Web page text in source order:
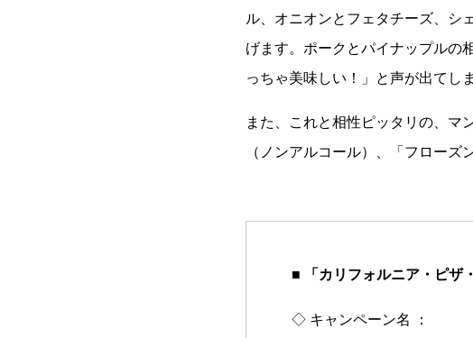
ル、オニオンとフェタチーズ、シ
げます。ポークとパイナップルの
っちゃ美味しい！」と声が出てし
また、これと相性ピッタリの、マ
（ノンアルコール）、「フローズ
■ 「カリフォルニア・ピザ
◇ キャンペーン名 ：